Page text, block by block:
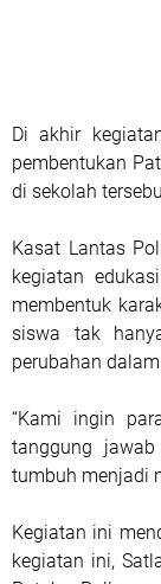
Di akhir
pembentukan
di sekolah
Kasat Lantas
kegiatan
membentuk
siswa tak
perubahan
“Kami ingin
tanggung
tumbuh menjadi
Kegiatan ini
kegiatan ini,